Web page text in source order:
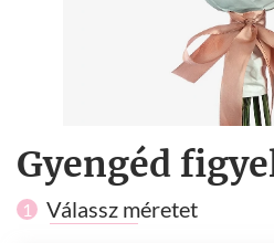
Gyengéd
1 Válassz méretet